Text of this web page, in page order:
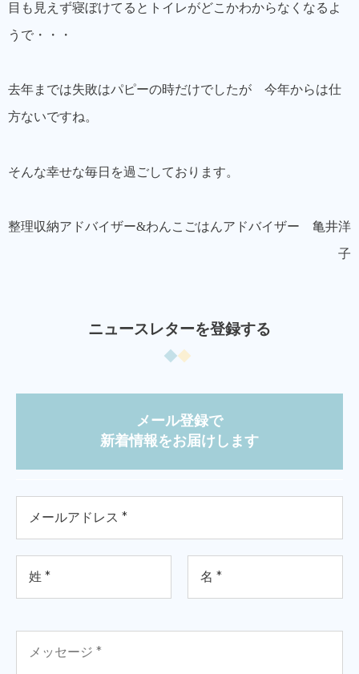
目も見えず寝ぼけてるとトイレがどこかわからなくなるよ
うで・・・
去年までは失敗はパピーの時だけでしたが 今年からは仕
方ないですね。
そんな幸せな毎日を過ごしております。
整理収納アドバイザー&わんこごはんアドバイザー 亀井洋
子
ニュースレターを登録する
メール登録で
新着情報をお届けします